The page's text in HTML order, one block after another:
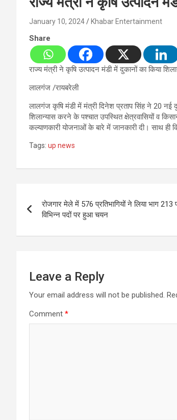
January 10, 2024 Khabar Entertainment
Share
राज्य मंत्री ने कृषि उत्पादन मंडी में दुकानों का किया
लालगंज /रायबरेली
लालगंज कृषि मंडी में मंत्री दिनेश प्रताप सिंह ने 20 नई
शिलान्यास करने के पश्चात उपस्थित क्षेत्रवासियों व
कल्याणकारी योजनाओं के बारे में जानकारी दी। साथ ही
Tags: up news
navigation
रोजगार मेले में 576 प्रतिभागियों ने लिया भाग 213
विभिन्न पदों पर हुआ चयन
Leave a Reply
Your email address will not be published.
Comment *